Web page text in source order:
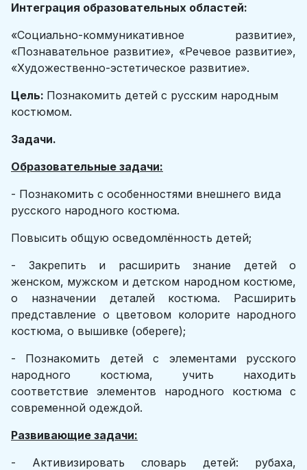
Интеграция образовательных областей:
«Социально-коммуникативное развитие»,
«Познавательное развитие», «Речевое развитие»,
«Художественно-эстетическое развитие».
Цель: Познакомить детей с русским народным
костюмом.
Задачи.
Образовательные задачи:
- Познакомить с особенностями внешнего вида
русского народного костюма.
Повысить общую осведомлённость детей;
- Закрепить и расширить знание детей о
женском, мужском и детском народном костюме,
о назначении деталей костюма. Расширить
представление о цветовом колорите народного
костюма, о вышивке (обереге);
- Познакомить детей с элементами русского
народного костюма, учить находить
соответствие элементов народного костюма с
современной одеждой.
Развивающие задачи:
- Активизировать словарь детей: рубаха,